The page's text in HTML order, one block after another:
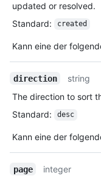
updated or resolved.
Standard: created
Kann eine der
direction
string
The direction to sort
Standard: desc
Kann eine der
page
integer